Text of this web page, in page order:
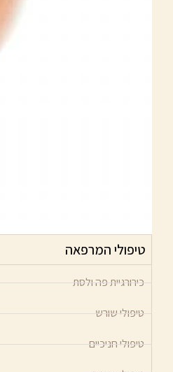
טיפולי המרפאה
כירורגיית פה ולסת
טיפולי שורש
טיפולי חניכיים